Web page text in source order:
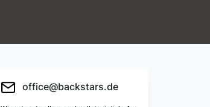
office@backstars.de